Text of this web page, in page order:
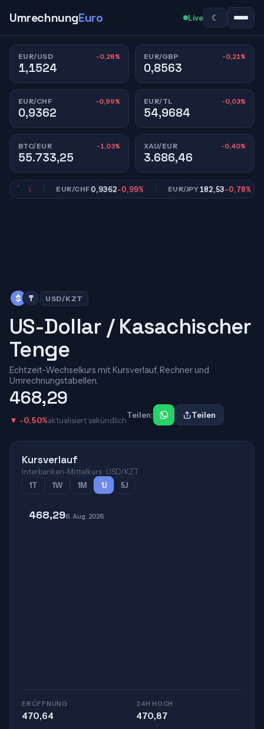
UmrechnungEuro Live ☾
EUR/USD -0,28%
1,1524
EUR/GBP -0,21%
0,8563
EUR/CHF -0,99%
0,9362
EUR/TL -0,03%
54,9684
BTC/EUR -1,03%
55.733,25
XAU/EUR -0,40%
3.686,46
EUR/CHF0,9362-0,99% EUR/JPY182,53-0,78%
$ ₸ USD/KZT
US-Dollar / Kasachischer
Tenge
Echtzeit-Wechselkurs mit Kursverlauf, Rechner und
Umrechnungstabellen.
468,29
▼ -0,50%aktualisiert sekündlich
Teilen: Teilen
Kursverlauf
Interbanken-Mittelkurs · USD/KZT
1T
1W 1M 1J 5J
468,296. Aug. 2026
ERÖFFNUNG
470,64
24H HOCH
470,87